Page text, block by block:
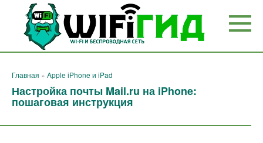
Перейти
контенту
Главная » Apple iPhone и iPad
Настройка почты Mail.ru на iPhone:
пошаговая инструкция